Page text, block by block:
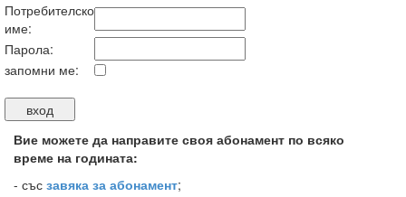
Потребителско
име:
Парола:
запомни ме:
Вие можете да направите своя абонамент по всяко
време на годината:
- със завяка за абонамент;